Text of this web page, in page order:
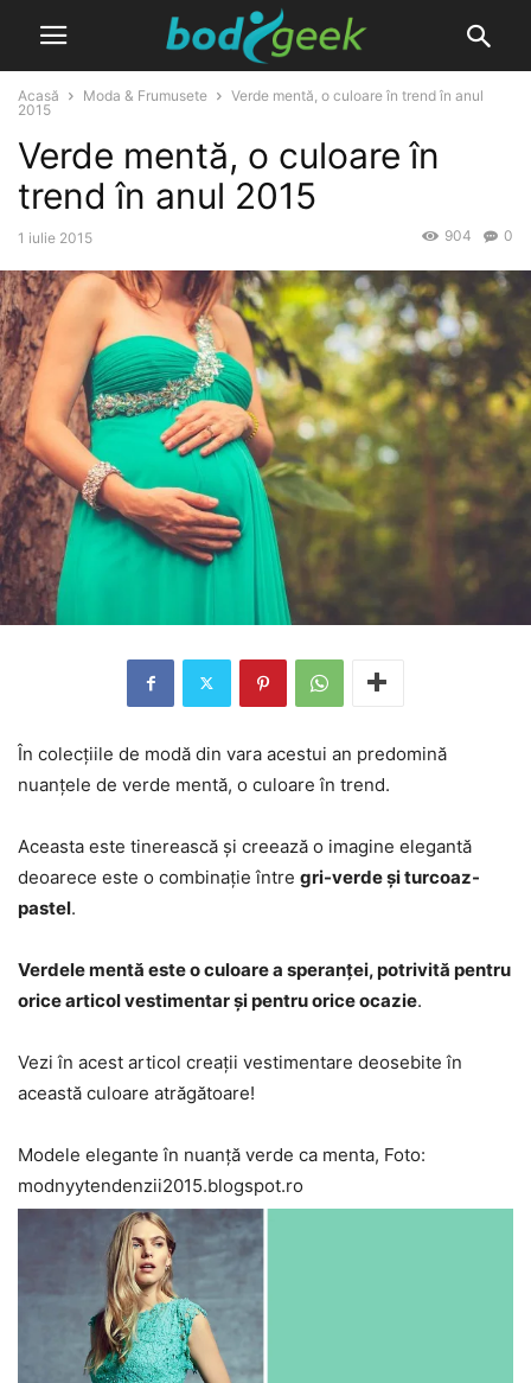
Acasă Moda & Frumusete
Verde mentă, o culoare în trend în anul
2015
Verde mentă, o culoare în
trend în anul 2015
1 iulie 2015 0
904
În colecțiile de modă din vara acestui an predomină
nuanțele de verde mentă, o culoare în trend.
Aceasta este tinerească și creează o imagine elegantă
deoarece este o combinație între gri-verde și turcoaz-
pastel.
Verdele mentă este o culoare a speranței, potrivită pentru
orice articol vestimentar și pentru orice ocazie.
Vezi în acest articol creații vestimentare deosebite în
această culoare atrăgătoare!
Modele elegante în nuanță verde ca menta, Foto:
modnyytendenzii2015.blogspot.ro